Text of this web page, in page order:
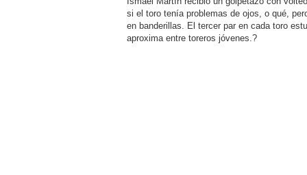
a
j
si el toro tenía problemas de ojos, o qué,
en banderillas. El tercer par en cada toro
aproxima entre toreros jóvenes.?